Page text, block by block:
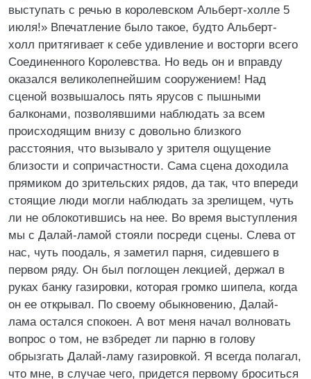
выступать с речью в королевском Альберт-холле 5
июля!» Впечатление было такое, будто Альберт-
холл притягивает к себе удивление и восторги всего
Соединенного Королевства. Но ведь он и вправду
оказался великолепнейшим сооружением! Над
сценой возвышалось пять ярусов с пышными
балконами, позволявшими наблюдать за всем
происходящим внизу с довольно близкого
расстояния, что вызывало у зрителя ощущение
близости и сопричастности. Сама сцена доходила
прямиком до зрительских рядов, да так, что впереди
стоящие люди могли наблюдать за зрелищем, чуть
ли не облокотившись на нее. Во время выступления
мы с Далай-ламой стояли посреди сцены. Слева от
нас, чуть поодаль, я заметил парня, сидевшего в
первом ряду. Он был поглощен лекцией, держал в
руках банку газировки, которая громко шипела, когда
он ее открывал. По своему обыкновению, Далай-
лама остался спокоен. А вот меня начал волновать
вопрос о том, не взбредет ли парню в голову
обрызгать Далай-ламу газировкой. Я всегда полагал,
что мне, в случае чего, придется первому броситься